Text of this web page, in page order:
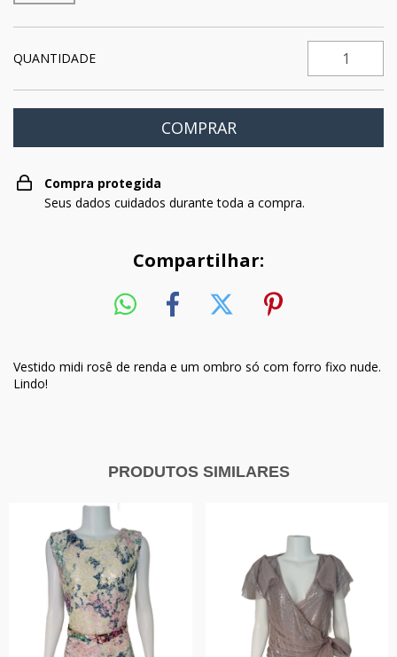
QUANTIDADE
Compra protegida
Seus dados cuidados durante toda a compra.
Compartilhar:
Vestido midi rosê de renda e um ombro só com forro fixo nude.
Lindo!
PRODUTOS SIMILARES